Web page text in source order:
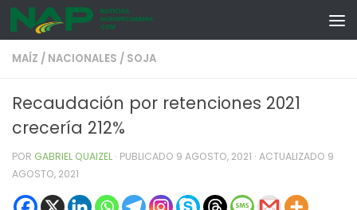
Skip to content
MAÍZ / NACIONALES / SOJA
Recaudación por retenciones 2021
crecería 212%
POR GABRIEL QUAIZEL · PUBLICADO 9 AGOSTO, 2021 · ACTUALIZADO 9
AGOSTO, 2021